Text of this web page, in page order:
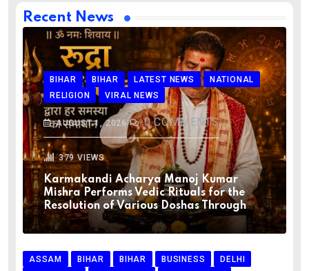
Recent News
BIHAR BIHAR LATEST NEWS
NATIONAL
RELIGION
VIRAL NEWS
AUGUST 1, 2026 0COMMENTS
379 VIEWS
Karmakandi Acharya Manoj Kumar
Mishra Performs Vedic Rituals for the
Resolution of Various Doshas Through
ASSAM BIHAR BIHAR BUSINESS
DELHI